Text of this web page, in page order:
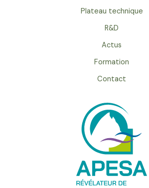
Plateau technique
R&D
Actus
Formation
Contact